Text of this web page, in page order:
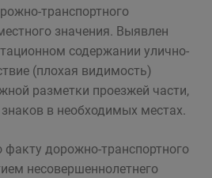
транспортного
значения. Выявлен
содержании улично-
(плохая видимость)
разметки проезжей части,
в необходимых местах.
дорожно-транспортного
несовершеннолетнего